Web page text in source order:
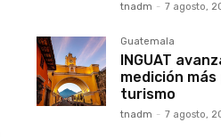
tnadm - 7 agosto,
Guatemala
INGUAT
medición
turismo
tnadm - 7 agosto,